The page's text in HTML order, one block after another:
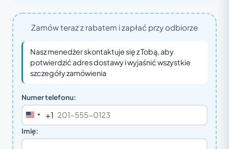
Zamów teraz z rabatem i zapłać przy odbiorze
Nasz menedżer skontaktuje się z Tobą, aby
potwierdzić adres dostawy i wyjaśnić wszystkie
szczegóły zamówienia
Numer telefonu:
United
States
+1
Imię: